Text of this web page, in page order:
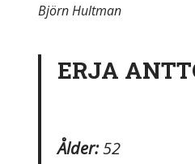
Björn Hultman
ERJA
Ålder:52